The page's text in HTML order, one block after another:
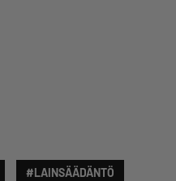
#LAINSÄÄDÄNTÖ